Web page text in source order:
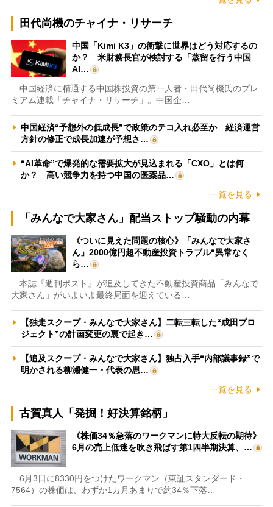
田代尚機のチャイナ・リサーチ
中国「Kimi K3」の衝撃に世界はどう対応するの
か？ 米財務長官が検討する「蒸留を行う中国
AI…
中国経済に精通する中国株投資の第一人者・田代尚機氏のプレ
ミアム連載「チャイナ・リサーチ」。中国企…
中国経済“予想外の低成長”で政策のテコ入れ必至か 経済運営
方針の修正で成長加速が予想さ…
“AI革命”で爆発的な需要拡大が見込まれる「CXO」とは何
か？ 高い競争力を持つ中国の医薬品…
一覧を見る
「みんなで大家さん」配当ストップ騒動の内幕
《ついに見えた問題の核心》「みんなで大家さ
ん」2000億円超不動産投資トラブル“異常なく
ら…
本誌『週刊ポスト』が追及してきた不動産投資商品「みんなで
大家さん」がいよいよ最終局面を迎えている…
【独走スクープ・みんなで大家さん】二転三転した“成田プロ
ジェクト”の計画変更の裏で起き…
【追及スクープ・みんなで大家さん】独占入手“内部議事録”で
明かされる柳瀬健一・代表の思…
一覧を見る
古賀真人「発掘！好決算銘柄」
《株価34％急落のワークマンに特大反転の期待》
6月の売上低迷を吹き飛ばす第1四半期決算、…
6月3日に8330円をつけたワークマン（東証スタンダード・
7564）の株価は、わずか1カ月あまりで約34％下落…